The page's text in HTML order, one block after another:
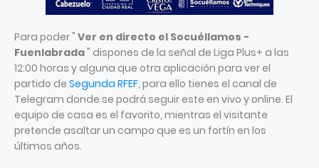
Para poder " Ver en directo el Socuéllamos -
Fuenlabrada" dispones de la señal de Liga Plus+ a las
12:00 horas y alguna que otra aplicación para ver el
partido de Segunda RFEF, para ello tienes el canal de
Telegram donde se podrá seguir este en vivo y online. El
equipo de casa es el favorito, mientras el visitante
pretende asaltar un campo que es un fortín en los
últimos años.